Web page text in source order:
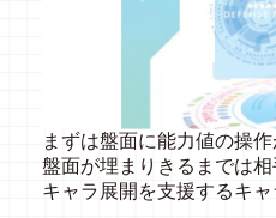
まずは盤面に能力値の操
盤面が埋まりきるまでは
キャラ展開を支援するキ